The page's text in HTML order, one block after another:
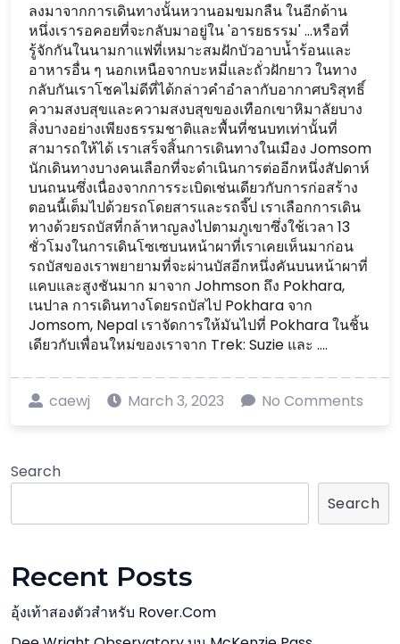
ลงมาจากการเดินทางนั้นหวานอมขมกลืน ในอีกด้าน
หนึ่งเรารอคอยที่จะกลับมาอยู่ใน 'อารยธรรม' …หรือที่
รู้จักกันในนามกาแฟที่เหมาะสมฝักบัวอาบน้ำร้อนและ
อาหารอื่น ๆ นอกเหนือจากบะหมี่และถั่วฝักยาว ในทาง
กลับกันเราโชคไม่ดีที่ได้กล่าวคำอำลากับอากาศบริสุทธิ์
ความสงบสุขและความสงบสุขของเทือกเขาหิมาลัยบาง
สิ่งบางอย่างเพียงธรรมชาติและพื้นที่ชนบทเท่านั้นที่
สามารถให้ได้ เราเสร็จสิ้นการเดินทางในเมือง Jomsom
นักเดินทางบางคนเลือกที่จะดำเนินการต่ออีกหนึ่งสัปดาห์
บนถนนซึ่งเนื่องจากการระเบิดเช่นเดียวกับการก่อสร้าง
ตอนนี้เต็มไปด้วยรถโดยสารและรถจี๊ป เราเลือกการเดิน
ทางด้วยรถบัสที่กล้าหาญลงไปตามภูเขาซึ่งใช้เวลา 13
ชั่วโมงในการเดินโซเซบนหน้าผาที่เราเคยเห็นมาก่อน
รถบัสของเราพยายามที่จะผ่านบัสอีกหนึ่งคันบนหน้าผาที่
แคบและสูงชันมาก มาจาก Johmson ถึง Pokhara,
เนปาล การเดินทางโดยรถบัสไป Pokhara จาก
Jomsom, Nepal เราจัดการให้มันไปที่ Pokhara ในชิ้น
เดียวกับเพื่อนใหม่ของเราจาก Trek: Suzie และ ....
caewj March 3, 2023 No Comments
Search
Search
Recent Posts
อุ้งเท้าสองตัวสำหรับ Rover.com